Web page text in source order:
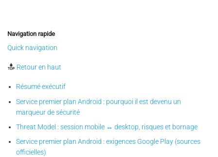
Navigation rapide
Quick navigation
Retour en haut
Résumé exécutif
Service premier plan Android : pourquoi il est devenu un
marqueur de sécurité
Threat Model : session mobile ↔ desktop, risques et bornage
Service premier plan Android : exigences Google Play (sources
officielles)